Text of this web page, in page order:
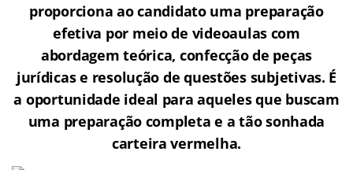
proporciona ao candidato uma preparação
efetiva por meio de videoaulas com
abordagem teórica, confecção de peças
jurídicas e resolução de questões subjetivas. É
a oportunidade ideal para aqueles que buscam
uma preparação completa e a tão sonhada
carteira vermelha.